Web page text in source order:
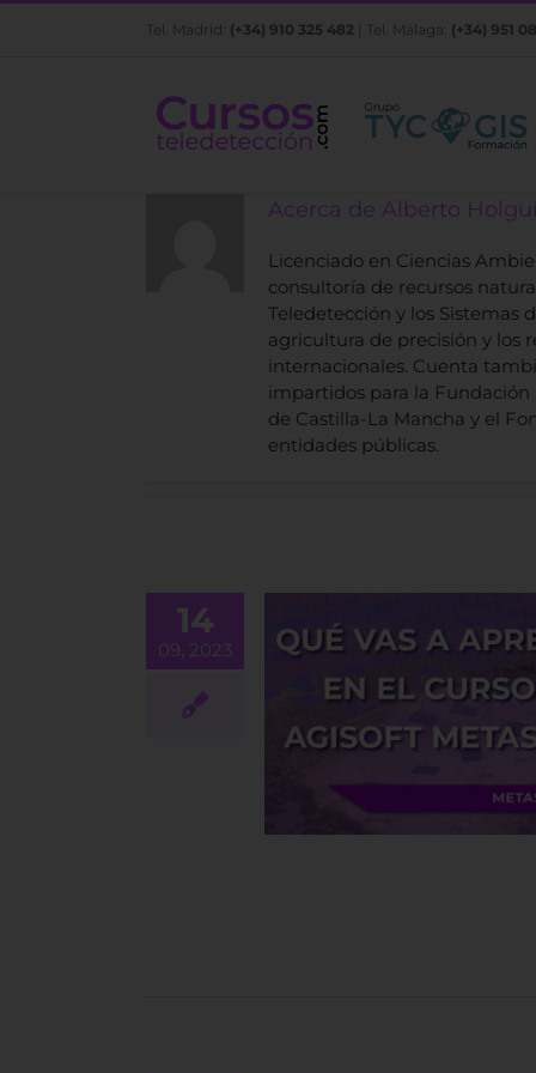
Saltar
Tel. Madrid: (+34) 910 325 482 | Tel. Málaga: (+34) 951
Acerca de Alberto
Licenciado en Ciencias
consultoría de recursos
Teledetección y los Sistemas
agricultura de precisión y los
internacionales. Cuenta
impartidos para la
de Castilla-La Mancha y el
entidades públicas.
14
09, 2023
a la topografía,